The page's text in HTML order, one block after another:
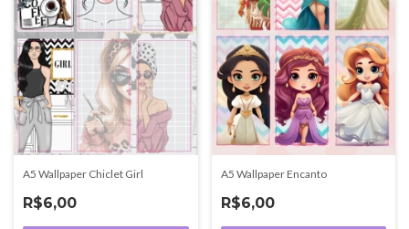
A5 Wallpaper Chiclet Girl
R$6,00
A5 Wallpaper Encanto
R$6,00